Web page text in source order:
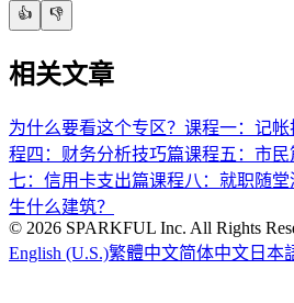
👍 👎
相关文章
为什么要看这个专区？ 课程一：记帐
程四：财务分析技巧篇课程五：市民
七：信用卡支出篇课程八：就职随堂
生什么建筑？
© 2026 SPARKFUL Inc. All Rights
English (U.S.)繁體中文简体中文 日本